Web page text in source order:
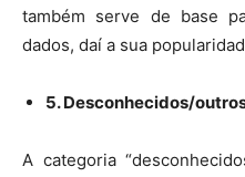
também serve de base
dados, daí a sua
5. Desconhecidos/
A categoria